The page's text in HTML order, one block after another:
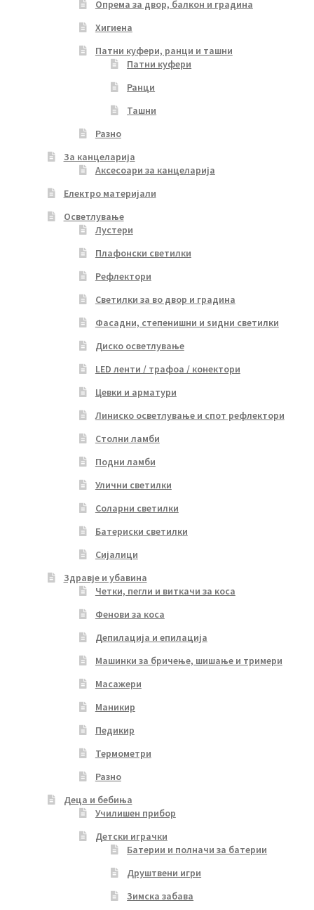
Опрема за двор, балкон и градина
Хигиена
Патни куфери, ранци и ташни
Патни куфери
Ранци
Ташни
Разно
За канцеларија
Аксесоари за канцеларија
Електро материјали
Осветлување
Лустери
Плафонски светилки
Рефлектори
Светилки за во двор и градина
Фасадни, степенишни и ѕидни светилки
Диско осветлување
LED ленти / трафоа / конектори
Цевки и арматури
Линиско осветлување и спот рефлектори
Столни ламби
Подни ламби
Улични светилки
Соларни светилки
Батериски светилки
Сијалици
Здравје и убавина
Четки, пегли и виткачи за коса
Фенови за коса
Депилација и епилација
Машинки за бричење, шишање и тримери
Масажери
Маникир
Педикир
Термометри
Разно
Деца и бебиња
Училишен прибор
Детски играчки
Батерии и полначи за батерии
Друштвени игри
Зимска забава